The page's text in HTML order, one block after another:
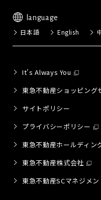
language
日本語 English
It's Always You
東急不動産ショッピング
サイトポリシー
プライバシーポリシー
東急不動産ホールディン
東急不動産株式会社
東急不動産SCマネジメ